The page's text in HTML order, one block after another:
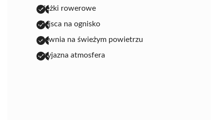
ścieżki rowerowe
miejsca na ognisko
siłownia na świeżym powietrzu
przyjazna atmosfera